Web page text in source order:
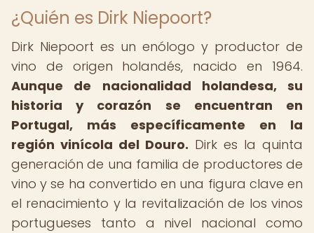
¿Quién es Dirk Niepoort?
Dirk Niepoort es un enólogo y productor de
vino de origen holandés, nacido en 1964.
Aunque de nacionalidad holandesa, su
historia y corazón se encuentran en
Portugal, más específicamente en la
región vinícola del Douro. Dirk es la quinta
generación de una familia de productores de
vino y se ha convertido en una figura clave en
el renacimiento y la revitalización de los vinos
portugueses tanto a nivel nacional como